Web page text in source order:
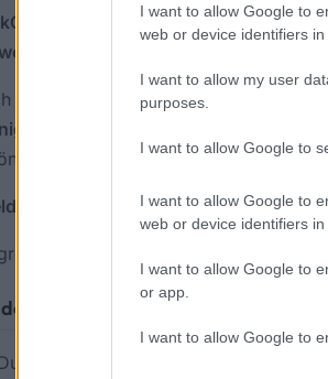
I want to allow Google to
web or device identifiers in
I want to allow my user
purposes.
I want to allow Google to
I want to allow Google to
web or device identifiers in
I want to allow Google to
or app.
I want to allow Google to
StudentID : Damit kannst Du
, mit dem Du Vergünstigungen
die Kontoführung sind für Studenten
Minuten bequem online
Beratung lieber ist, kannst Du
nicht verdienen.
Wir empfehlen Dir also, die 40
Ersten Bank Austria
das Studentenkonto eröffnet hast.